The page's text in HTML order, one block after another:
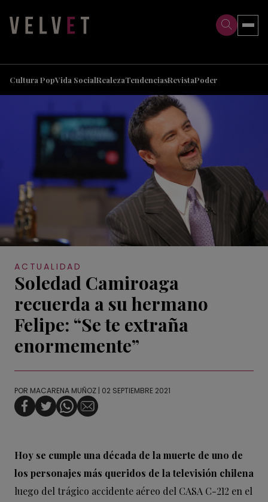
Cultura PopVida SocialRealezaTendenciasRevistaPoder
ACTUALIDAD
Soledad Camiroaga
recuerda a su hermano
Felipe: “Se te extraña
enormemente”
POR MACARENA MUÑOZ | 02 SEPTIEMBRE 2021
Hoy se cumple una década de la muerte de uno de
los personajes más queridos de la televisión chilena
luego del trágico accidente aéreo del CASA C-212 en el